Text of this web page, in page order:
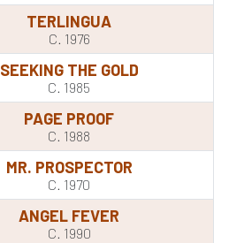
TERLINGUA
C. 1976
SEEKING THE GOLD
C. 1985
PAGE PROOF
C. 1988
MR. PROSPECTOR
C. 1970
ANGEL FEVER
C. 1990